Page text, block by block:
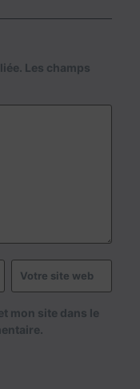
Les champs
mon site dans le